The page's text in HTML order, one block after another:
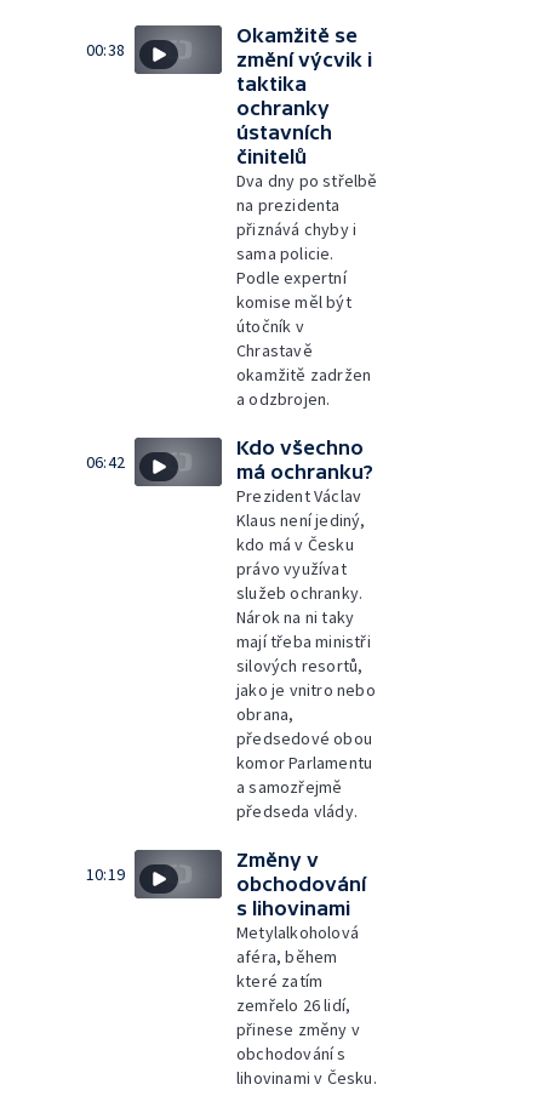
00:38
Okamžitě se
změní výcvik i
taktika
ochranky
ústavních
činitelů
Dva dny po střelbě
na prezidenta
přiznává chyby i
sama policie.
Podle expertní
komise měl být
útočník v
Chrastavě
okamžitě zadržen
a odzbrojen.
06:42
Kdo všechno
má ochranku?
Prezident Václav
Klaus není jediný,
kdo má v Česku
právo využívat
služeb ochranky.
Nárok na ni taky
mají třeba ministři
silových resortů,
jako je vnitro nebo
obrana,
předsedové obou
komor Parlamentu
a samozřejmě
předseda vlády.
10:19
Změny v
obchodování
s lihovinami
Metylalkoholová
aféra, během
které zatím
zemřelo 26 lidí,
přinese změny v
obchodování s
lihovinami v Česku.